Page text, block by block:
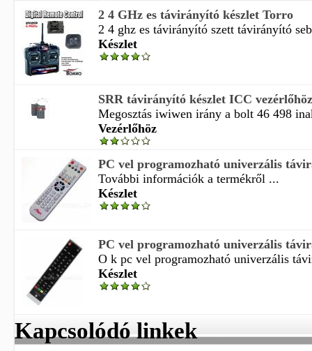
2 4 GHz es távirányító készlet Torro
2 4 ghz es távirányító szett távirányító
Készlet
SRR távirányító készlet ICC vezérlőhöz
Megosztás iwiwen irány a bolt 46 498
Vezérlőhöz
PC vel programozható univerzális
További információk a termékről ...
Készlet
PC vel programozható univerzális
O k pc vel programozható univerzális
Készlet
Kapcsolódó linkek